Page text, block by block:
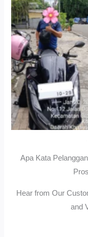
Antar Jemput
Apa Kata
Hear from Our
and